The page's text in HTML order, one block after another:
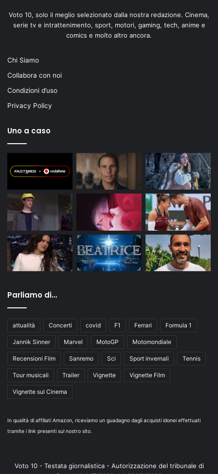
Voto 10, solo il meglio selezionato dalla nostra redazione. Cinema,
serie tv e intrattenimento, sport, motori, gaming, tech, anime e
comics e molto altro ancora.
Chi Siamo
Collabora con noi
Condizioni d’uso
Privacy Policy
Uno a caso
Parliamo di…
attualità Concerti covid F1 Ferrari Formula 1
Jannik Sinner Marvel MotoGP Motomondiale
Recensioni Film Sanremo Sci Sport invernali Tennis
Tour musicali Trailer Vignette Vignette Film
Vignette sul Cinema
In qualità di affiliati Amazon, riceviamo un guadagno dagli acquisti idonei effettuati
tramite i link presenti sul nostro sito.
Voto 10 - Testata giornalistica - Autorizzazione del tribunale di